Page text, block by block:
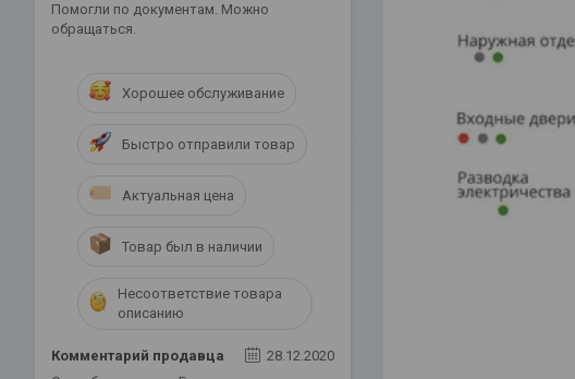
Помогли по документам. Можно
обращаться.
Хорошее обслуживание
Быстро отправили товар
Актуальная цена
Товар был в наличии
Несоответствие товара
описанию
Комментарий продавца
28.12.2020